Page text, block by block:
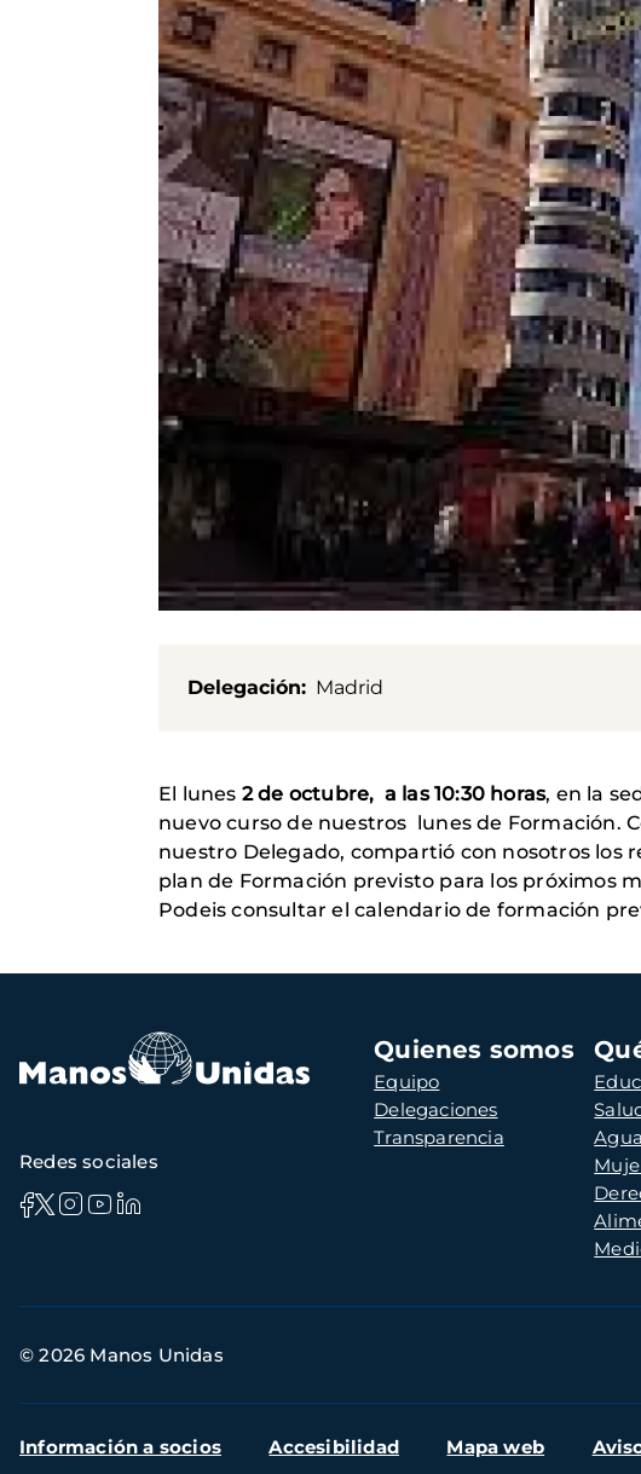
Delegación Madrid
El lunes 2 de octubre, a las 10:30 horas, en la
nuevo curso de nuestros lunes de Formación.
nuestro Delegado, compartió con nosotros los
plan de Formación previsto para los próximos
Podeis consultar el calendario de formación
Navegación
principal
Quienes somos
Equipo
Delegaciones
Transparencia
Redes sociales
de
© 2026 Manos Unidas
Menú
Información a socios Accesibilidad Mapa web